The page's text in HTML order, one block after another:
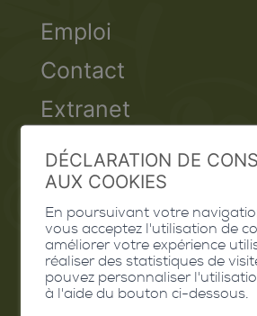
Emploi
Contact
Extranet
Valais Excellence
Commune de Conthey
Route de Savoie 54
1975 St-Séverin
DÉCLARATION DE
AUX COOKIES
En poursuivant votre
vous acceptez l'utilisation de
améliorer votre expérience
réaliser des statistiques de
pouvez personnaliser
à l'aide du bouton ci-dessous.